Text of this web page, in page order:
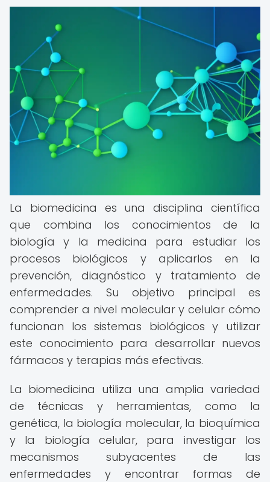
La biomedicina es una disciplina científica
que combina los conocimientos de la
biología y la medicina para estudiar los
procesos biológicos y aplicarlos en la
prevención, diagnóstico y tratamiento de
enfermedades. Su objetivo principal es
comprender a nivel molecular y celular cómo
funcionan los sistemas biológicos y utilizar
este conocimiento para desarrollar nuevos
fármacos y terapias más efectivas.
La biomedicina utiliza una amplia variedad
de técnicas y herramientas, como la
genética, la biología molecular, la bioquímica
y la biología celular, para investigar los
mecanismos subyacentes de las
enfermedades y encontrar formas de